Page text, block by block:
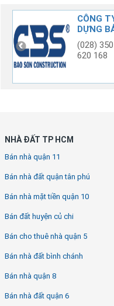
CÔNG
DỰNG
(028) 350 34 149 -
620 168
NHÀ ĐẤT TP HCM
Bán nhà quận 11
Bán nhà đất quận tân phú
Bán nhà mặt tiền quận 10
Bán đất huyện củ chi
Bán cho thuê nhà quận 5
Bán nhà đất bình chánh
Bán nhà quận 8
Bán nhà đất quận 6